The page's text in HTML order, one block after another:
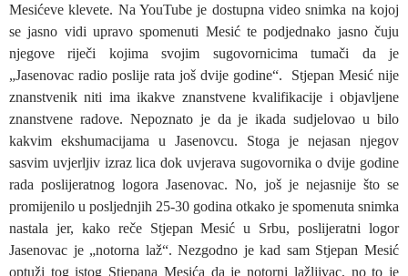
Mesićeve klevete. Na YouTube je dostupna video snimka na kojoj
se jasno vidi upravo spomenuti Mesić te podjednako jasno čuju
njegove riječi kojima svojim sugovornicima tumači da je
„Jasenovac radio poslije rata još dvije godine“. Stjepan Mesić nije
znanstvenik niti ima ikakve znanstvene kvalifikacije i objavljene
znanstvene radove. Nepoznato je da je ikada sudjelovao u bilo
kakvim ekshumacijama u Jasenovcu. Stoga je nejasan njegov
sasvim uvjerljiv izraz lica dok uvjerava sugovornika o dvije godine
rada poslijeratnog logora Jasenovac. No, još je nejasnije što se
promijenilo u posljednjih 25-30 godina otkako je spomenuta snimka
nastala jer, kako reče Stjepan Mesić u Srbu, poslijeratni logor
Jasenovac je „notorna laž“. Nezgodno je kad sam Stjepan Mesić
optuži tog istog Stjepana Mesića da je notorni lažljivac, no to je